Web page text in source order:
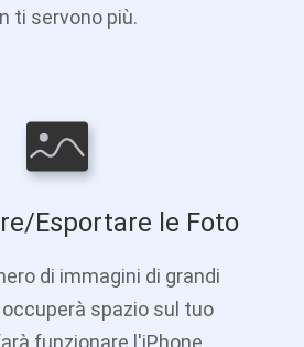
ti servono più.
Esportare le Foto
di immagini di grandi
spazio sul tuo
funzionare l'iPhone